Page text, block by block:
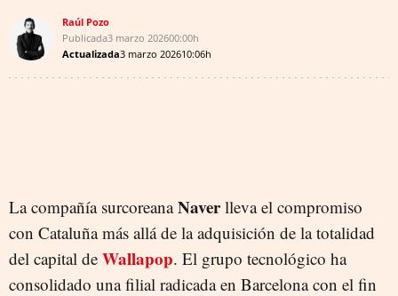
Raúl Pozo
Publicada3 marzo 202600:00h
Actualizada3 marzo 202610:06h
La compañía surcoreanaNaverlleva el compromiso
con Cataluña más allá de la adquisición de la totalidad
del capital de Wallapop. El grupo tecnológico ha
consolidado una filial radicada en Barcelona con el fin